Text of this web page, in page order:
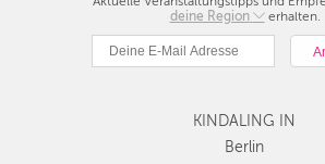
deine Region
Berlin
München
Hamburg
Köln
Düsseldorf
erhalten.
KINDALING IN
Berlin